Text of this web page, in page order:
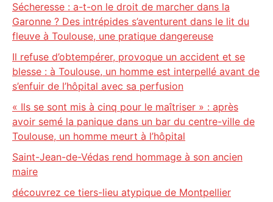
Sécheresse : a-t-on le droit de marcher dans la
Garonne ? Des intrépides s’aventurent dans le lit du
fleuve à Toulouse, une pratique dangereuse
Il refuse d’obtempérer, provoque un accident et se
blesse : à Toulouse, un homme est interpellé avant de
s’enfuir de l’hôpital avec sa perfusion
« Ils se sont mis à cinq pour le maîtriser » : après
avoir semé la panique dans un bar du centre-ville de
Toulouse, un homme meurt à l’hôpital
Saint-Jean-de-Védas rend hommage à son ancien
maire
découvrez ce tiers-lieu atypique de Montpellier